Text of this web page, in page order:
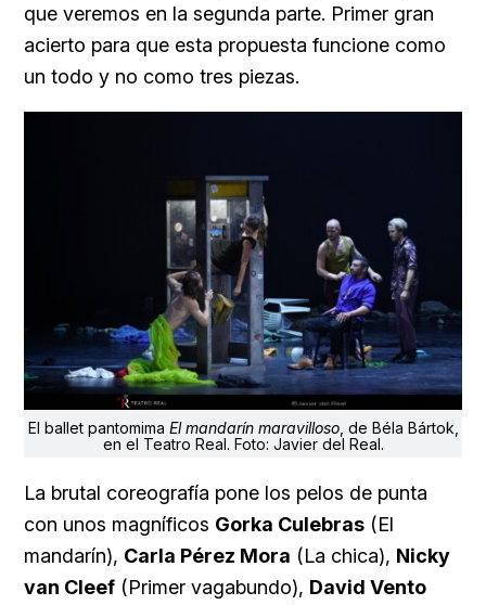
que veremos en la segunda parte. Primer gran
acierto para que esta propuesta funcione como
un todo y no como tres piezas.
El ballet pantomima El mandarín maravilloso, de Béla Bártok,
en el Teatro Real. Foto: Javier del Real.
La brutal coreografía pone los pelos de punta
con unos magníficos Gorka Culebras (El
mandarín), Carla Pérez Mora (La chica), Nicky
van Cleef (Primer vagabundo), David Vento